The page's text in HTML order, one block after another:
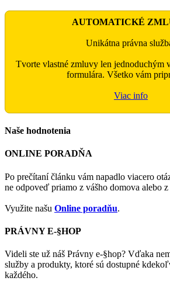
Facebook
X
WhatsApp
Email
AUTOMATICKÉ
Unikátna právna
Tvorte vlastné zmluvy len jednoduchým
formulára. Všetko vám
Viac info
Naše hodnotenia
ONLINE PORADŇA
Po prečítaní článku vám napadlo viacero
ne odpoveď priamo z vášho domova alebo z
Využite našu Online poradňu.
PRÁVNY E-§HOP
Videli ste už náš Právny e-§hop? Vďaka
služby a produkty, ktoré sú dostupné
každého.